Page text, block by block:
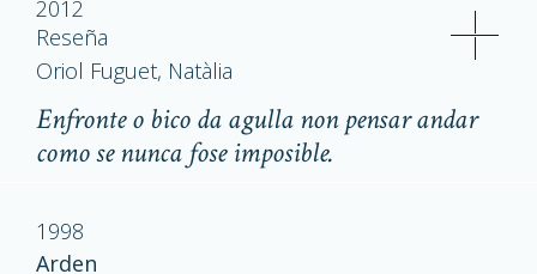
2012
Reseña
Oriol Fuguet, Natàlia
Enfronte o bico da agulla non pensar andar
como se nunca fose imposible.
1998
Arden